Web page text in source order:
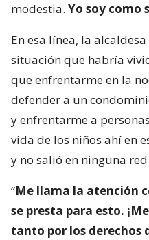
modestia. Yo soy como
En esa línea, la
situación que habría
que enfrentarme en la
defender a un
y enfrentarme a
vida de los niños ahí en
y no salió en ninguna
“Me llama la atención
se presta para esto.
tanto por los derechos